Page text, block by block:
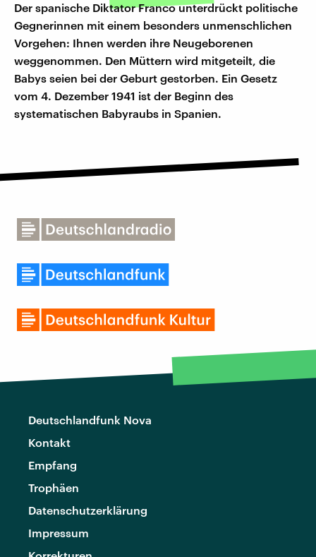
Der spanische Diktator Franco unterdrückt politische
Gegnerinnen mit einem besonders unmenschlichen
Vorgehen: Ihnen werden ihre Neugeborenen
weggenommen. Den Müttern wird mitgeteilt, die
Babys seien bei der Geburt gestorben. Ein Gesetz
vom 4. Dezember 1941 ist der Beginn des
systematischen Babyraubs in Spanien.
Deutschlandfunk Nova
Kontakt
Empfang
Trophäen
Datenschutzerklärung
Impressum